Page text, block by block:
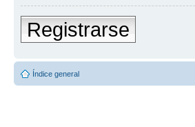
Registrarse
Índice general